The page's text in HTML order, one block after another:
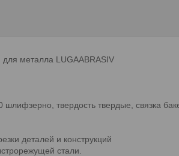
металла LUGAABRASIV
твердость твердые, связка
деталей и конструкций
стали.